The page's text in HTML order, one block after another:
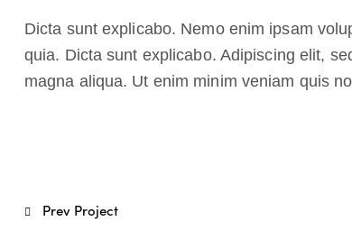
Dicta sunt explicabo. Nemo enim ipsam
quia. Dicta sunt explicabo. Adipiscing elit,
magna aliqua. Ut enim minim veniam quis
Navegación
Prev Project